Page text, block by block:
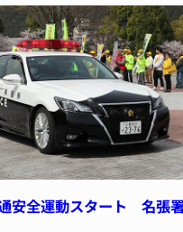
安全運動スタート 名張